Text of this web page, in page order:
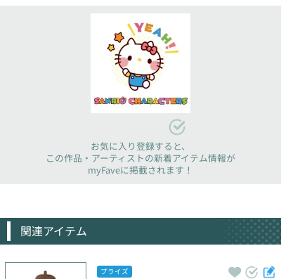
お気に入り登録すると、
この作品・アーティストの新着アイテム情報が
myFaveに掲載されます！
関連アイテム
プライズ